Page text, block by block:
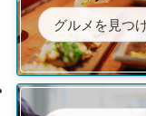
グルメを見つ